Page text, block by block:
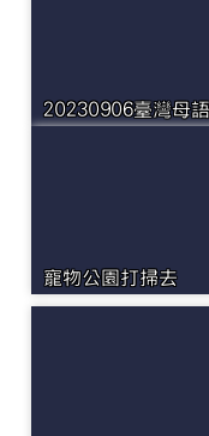
20230906臺灣母
寵物公園打掃去